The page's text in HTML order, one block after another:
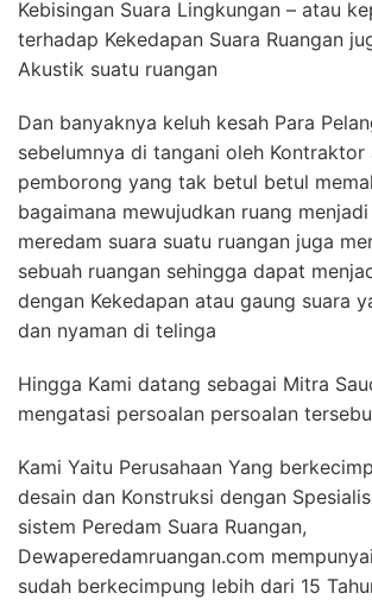
Kebisingan Suara Lingkungan – atau
terhadap Kekedapan Suara Ruangan
Akustik suatu ruangan
Dan banyaknya keluh kesah Para
sebelumnya di tangani oleh Kontraktor
pemborong yang tak betul betul
bagaimana mewujudkan ruang
meredam suara suatu ruangan juga
sebuah ruangan sehingga dapat
dengan Kekedapan atau gaung suara
dan nyaman di telinga
Hingga Kami datang sebagai Mitra
mengatasi persoalan persoalan
Kami Yaitu Perusahaan Yang
desain dan Konstruksi dengan
sistem Peredam Suara Ruangan,
Dewaperedamruangan.com
sudah berkecimpung lebih dari 15